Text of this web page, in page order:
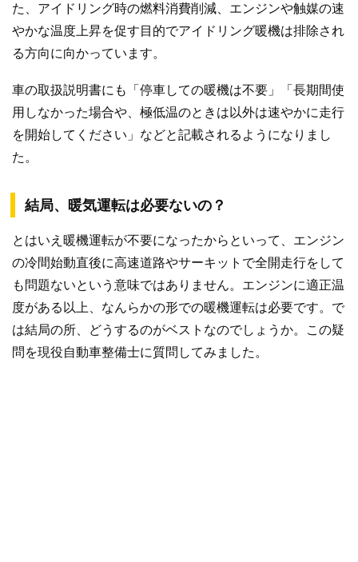
た、アイドリング時の燃料消費削減、エンジンや触媒の速
やかな温度上昇を促す目的でアイドリング暖機は排除され
る方向に向かっています。
車の取扱説明書にも「停車しての暖機は不要」「長期間使
用しなかった場合や、極低温のときは以外は速やかに走行
を開始してください」などと記載されるようになりまし
た。
結局、暖気運転は必要ないの？
とはいえ暖機運転が不要になったからといって、エンジン
の冷間始動直後に高速道路やサーキットで全開走行をして
も問題ないという意味ではありません。エンジンに適正温
度がある以上、なんらかの形での暖機運転は必要です。で
は結局の所、どうするのがベストなのでしょうか。この疑
問を現役自動車整備士に質問してみました。